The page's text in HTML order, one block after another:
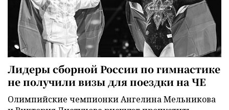
Лидеры сборной России по гимнастике
не получили визы для поездки на ЧЕ
Олимпийские чемпионки Ангелина Мельникова